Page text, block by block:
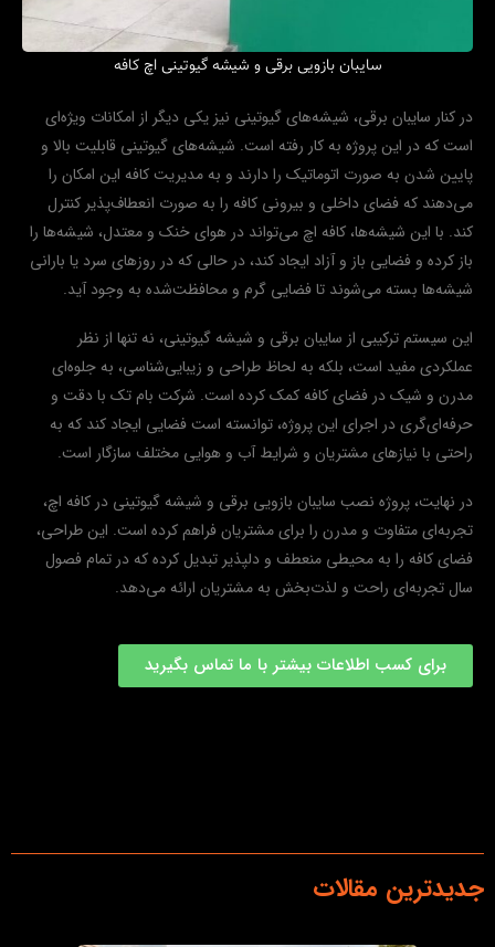
سایبان بازویی برقی و شیشه‌ گیوتینی اچ کافه
در کنار سایبان برقی، شیشه‌های گیوتینی نیز یکی دیگر از امکانات ویژه‌ای
است که در این پروژه به کار رفته است. شیشه‌های گیوتینی قابلیت بالا و
پایین شدن به صورت اتوماتیک را دارند و به مدیریت کافه این امکان را
می‌دهند که فضای داخلی و بیرونی کافه را به صورت انعطاف‌پذیر کنترل
کند. با این شیشه‌ها، کافه اچ می‌تواند در هوای خنک و معتدل، شیشه‌ها را
باز کرده و فضایی باز و آزاد ایجاد کند، در حالی که در روزهای سرد یا بارانی
شیشه‌ها بسته می‌شوند تا فضایی گرم و محافظت‌شده به وجود آید.
این سیستم ترکیبی از سایبان برقی و شیشه گیوتینی، نه تنها از نظر
عملکردی مفید است، بلکه به لحاظ طراحی و زیبایی‌شناسی، به جلوه‌ای
مدرن و شیک در فضای کافه کمک کرده است. شرکت بام تک با دقت و
حرفه‌ای‌گری در اجرای این پروژه، توانسته است فضایی ایجاد کند که به
راحتی با نیازهای مشتریان و شرایط آب و هوایی مختلف سازگار است.
در نهایت، پروژه نصب سایبان بازویی برقی و شیشه گیوتینی در کافه اچ،
تجربه‌ای متفاوت و مدرن را برای مشتریان فراهم کرده است. این طراحی،
فضای کافه را به محیطی منعطف و دلپذیر تبدیل کرده که در تمام فصول
سال تجربه‌ای راحت و لذت‌بخش به مشتریان ارائه می‌دهد.
برای کسب اطلاعات بیشتر با ما تماس بگیرید
جدیدترین مقالات